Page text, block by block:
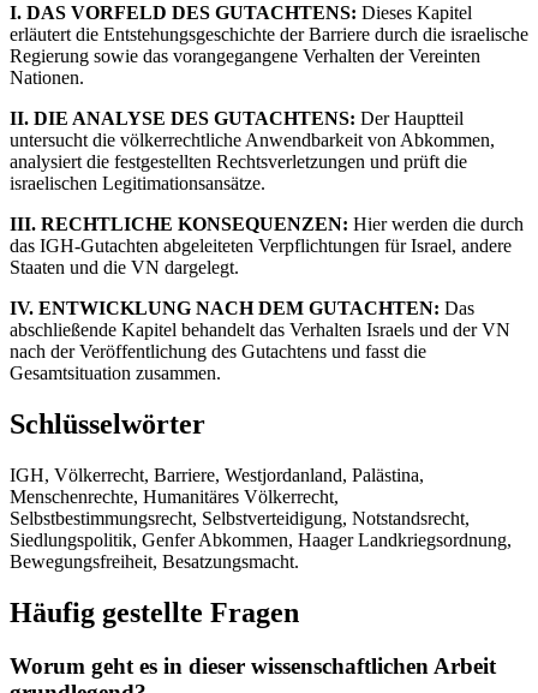
I. DAS VORFELD DES GUTACHTENS: Dieses Kapitel
erläutert die Entstehungsgeschichte der Barriere durch die israelische
Regierung sowie das vorangegangene Verhalten der Vereinten
Nationen.
II. DIE ANALYSE DES GUTACHTENS: Der Hauptteil
untersucht die völkerrechtliche Anwendbarkeit von Abkommen,
analysiert die festgestellten Rechtsverletzungen und prüft die
israelischen Legitimationsansätze.
III. RECHTLICHE KONSEQUENZEN: Hier werden die durch
das IGH-Gutachten abgeleiteten Verpflichtungen für Israel, andere
Staaten und die VN dargelegt.
IV. ENTWICKLUNG NACH DEM GUTACHTEN: Das
abschließende Kapitel behandelt das Verhalten Israels und der VN
nach der Veröffentlichung des Gutachtens und fasst die
Gesamtsituation zusammen.
Schlüsselwörter
IGH, Völkerrecht, Barriere, Westjordanland, Palästina,
Menschenrechte, Humanitäres Völkerrecht,
Selbstbestimmungsrecht, Selbstverteidigung, Notstandsrecht,
Siedlungspolitik, Genfer Abkommen, Haager Landkriegsordnung,
Bewegungsfreiheit, Besatzungsmacht.
Häufig gestellte Fragen
Worum geht es in dieser wissenschaftlichen Arbeit